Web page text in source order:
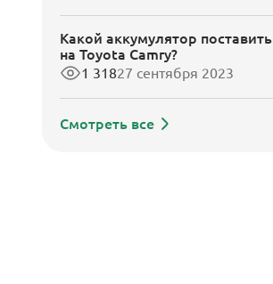
Какой аккумулятор поставить
на Toyota Camry?
1 31827 сентября 2023
Смотреть все